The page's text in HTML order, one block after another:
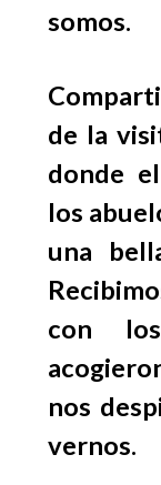
somos.
de la
donde
los
una
con
nos
vernos.